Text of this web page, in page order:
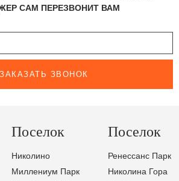
САМ ПЕРЕЗВОНИТ ВАМ
ЗАКАЗАТЬ ЗВОНОК
Поселок
Николино
Миллениум Парк
Поселок
Ренессанс Парк
Николина Гора